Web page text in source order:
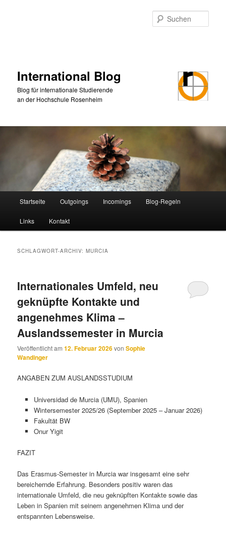
International Blog
Blog für internationale Studierende
an der Hochschule Rosenheim
Startseite Outgoings Incomings Blog-Regeln
Links Kontakt
SCHLAGWORT-ARCHIV:MURCIA
Internationales Umfeld, neu
geknüpfte Kontakte und
angenehmes Klima –
Auslandssemester in Murcia
Veröffentlicht am12. Februar 2026vonSophie
Wandinger
ANGABEN ZUM AUSLANDSSTUDIUM
Universidad de Murcia (UMU), Spanien
Wintersemester 2025/26 (September 2025 – Januar 2026)
Fakultät BW
Onur Yigit
FAZIT
Das Erasmus-Semester in Murcia war insgesamt eine sehr
bereichernde Erfahrung. Besonders positiv waren das
internationale Umfeld, die neu geknüpften Kontakte sowie das
Leben in Spanien mit seinem angenehmen Klima und der
entspannten Lebensweise.